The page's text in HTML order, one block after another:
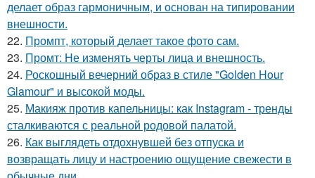
делает образ гармоничным, и основан на типировании
внешности.
22. Промпт, который делает такое фото сам.
23. Промт: Не изменять черты лица и внешность.
24. Роскошный вечерний образ в стиле "Golden Hour
Glamour" и высокой моды.
25. Макияж против капельницы: как Instagram - тренды
сталкиваются с реальной родовой палатой.
26. Как выглядеть отдохнувшей без отпуска и
возвращать лицу и настроению ощущение свежести в